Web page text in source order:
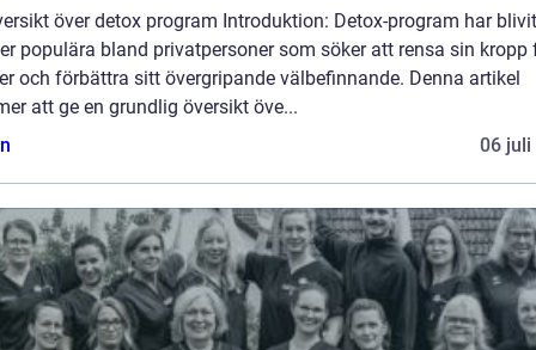
över detox program Introduktion: Detox-program har blivit
populära bland privatpersoner som söker att rensa sin kropp
och förbättra sitt övergripande välbefinnande. Denna artikel
att ge en grundlig översikt öve...
06 juli